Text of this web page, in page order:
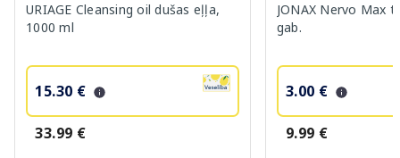
URIAGE Cleansing oil dušas eļļa,
1000 ml
15.30 €
33.99 €
JONAX Nervo Max
gab.
3.00 €
9.99 €